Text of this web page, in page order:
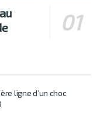
ligne d’un choc